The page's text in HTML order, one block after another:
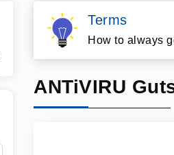
Terms
How to always
ANTiVIRU